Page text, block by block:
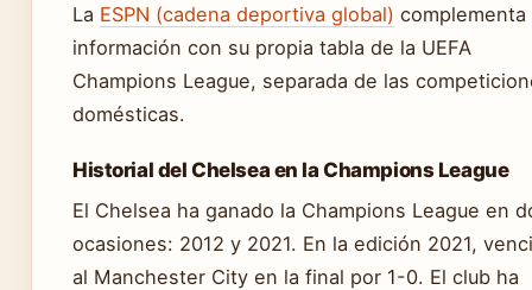
La ESPN (cadena deportiva global) complementa
información con su propia tabla de la UEFA
Champions League, separada de las
domésticas.
Historial del Chelsea en la Champions League
El Chelsea ha ganado la Champions League en
ocasiones: 2012 y 2021. En la edición 2021,
al Manchester City en la final por 1-0. El club ha